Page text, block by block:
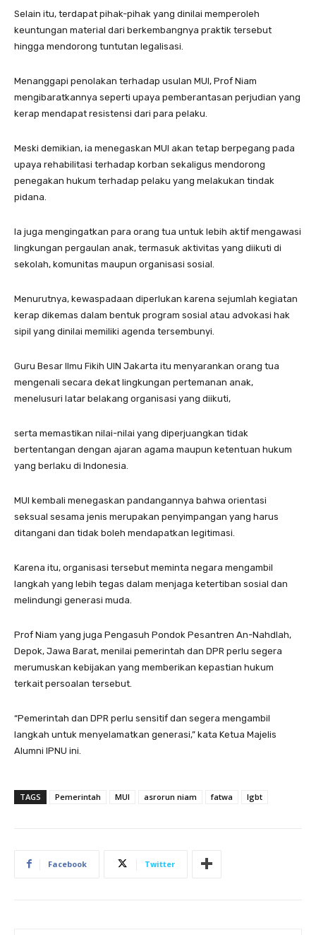
Selain itu, terdapat pihak-pihak yang dinilai memperoleh
keuntungan material dari berkembangnya praktik tersebut
hingga mendorong tuntutan legalisasi.
Menanggapi penolakan terhadap usulan MUI, Prof Niam
mengibaratkannya seperti upaya pemberantasan perjudian yang
kerap mendapat resistensi dari para pelaku.
Meski demikian, ia menegaskan MUI akan tetap berpegang pada
upaya rehabilitasi terhadap korban sekaligus mendorong
penegakan hukum terhadap pelaku yang melakukan tindak
pidana.
Ia juga mengingatkan para orang tua untuk lebih aktif mengawasi
lingkungan pergaulan anak, termasuk aktivitas yang diikuti di
sekolah, komunitas maupun organisasi sosial.
Menurutnya, kewaspadaan diperlukan karena sejumlah kegiatan
kerap dikemas dalam bentuk program sosial atau advokasi hak
sipil yang dinilai memiliki agenda tersembunyi.
Guru Besar Ilmu Fikih UIN Jakarta itu menyarankan orang tua
mengenali secara dekat lingkungan pertemanan anak,
menelusuri latar belakang organisasi yang diikuti,
serta memastikan nilai-nilai yang diperjuangkan tidak
bertentangan dengan ajaran agama maupun ketentuan hukum
yang berlaku di Indonesia.
MUI kembali menegaskan pandangannya bahwa orientasi
seksual sesama jenis merupakan penyimpangan yang harus
ditangani dan tidak boleh mendapatkan legitimasi.
Karena itu, organisasi tersebut meminta negara mengambil
langkah yang lebih tegas dalam menjaga ketertiban sosial dan
melindungi generasi muda.
Prof Niam yang juga Pengasuh Pondok Pesantren An-Nahdlah,
Depok, Jawa Barat, menilai pemerintah dan DPR perlu segera
merumuskan kebijakan yang memberikan kepastian hukum
terkait persoalan tersebut.
“Pemerintah dan DPR perlu sensitif dan segera mengambil
langkah untuk menyelamatkan generasi,” kata Ketua Majelis
Alumni IPNU ini.
TAGS Pemerintah MUI asrorun niam fatwa lgbt
Facebook Twitter